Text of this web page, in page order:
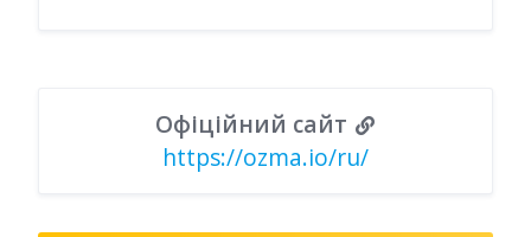
Офіційний сайт
https://ozma.io/ru/